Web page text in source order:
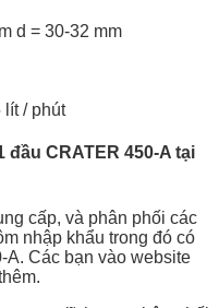
d = 30-32 mm
lít / phút
đầu CRATER 450-A tại
cấp, và phân phối các
nhập khẩu trong đó có
A. Các bạn vào website